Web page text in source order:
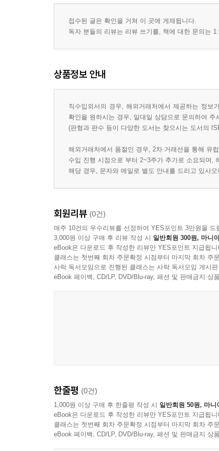
접수된 글은 확인을 거쳐 이 곳에 게재됩니다.
독자 분들의 리뷰는 리뷰 쓰기를, 책에 대한 문의는
상품정보 안내
직수입외서의 경우, 해외거래처에서 제공하는 정
확인을 원하시는 경우, 일대일 상담으로 문의하여 주
(판형과 판수 등이 다양한 도서는 찾으시는 도서의
해외거래처에서 품절인 경우, 2차 거래선을 통해 유
수입 진행 시점으로 부터 2~3주가 추가로 소요되며,
해당 경우, 문자와 메일로 별도 안내를 드리고 있사
회원리뷰 (0건)
매주 10건의 우수리뷰를 선정하여 YES포인트 3만원을 드
3,000원 이상 구매 후 리뷰 작성 시 일반회원 300원, 마니
eBook은 다운로드 후 작성한 리뷰만 YES포인트 지급됩니
클래스는 첫번째 회차 주문확정 시점부터 마지막 회차 주
사락 독서모임으로 진행된 클래스는 사락 독서모임 게시
eBook 페이백, CD/LP, DVD/Blu-ray, 패션 및 판매금지 상
한줄평 (0건)
1,000원 이상 구매 후 한줄평 작성 시 일반회원 50원, 마니
eBook은 다운로드 후 작성한 리뷰만 YES포인트 지급됩니
클래스는 첫번째 회차 주문확정 시점부터 마지막 회차 주
eBook 페이백, CD/LP, DVD/Blu-ray, 패션 및 판매금지 상